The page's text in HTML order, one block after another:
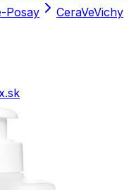
Posay CeraVeVichy